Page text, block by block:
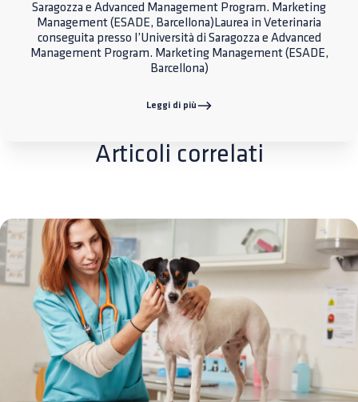
Saragozza e Advanced Management Program. Marketing
Management (ESADE, Barcellona)Laurea in Veterinaria
conseguita presso l’Università di Saragozza e Advanced
Management Program. Marketing Management (ESADE,
Barcellona)
Leggi di più
Articoli correlati